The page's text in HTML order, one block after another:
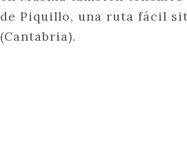
de Piquillo, una ruta fácil
(Cantabria).